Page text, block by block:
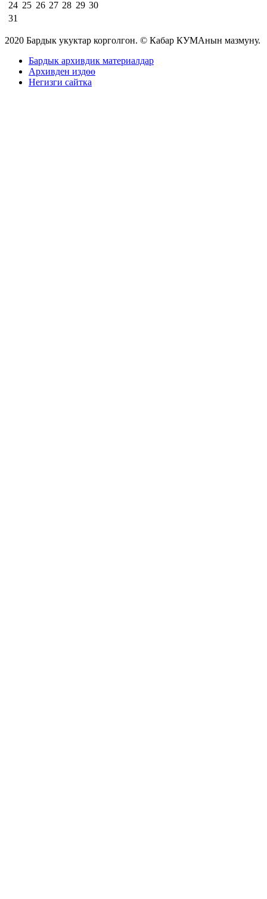
24 25 26 27 28 29 30
31
2020 Бардык укуктар корголгон. © Кабар КУМАнын мазмуну.
Бардык архивдик материалдар
Архивден издөө
Негизги сайтка